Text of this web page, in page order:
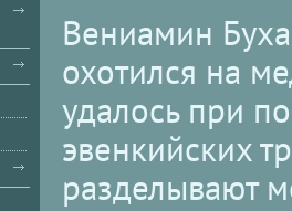
Вениамин
охотился на
удалось при
эвенкийских
разделывают